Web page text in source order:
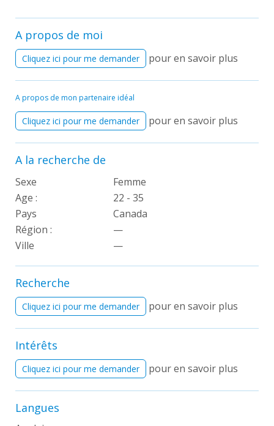
A propos de moi
Cliquez ici pour me demander pour en savoir plus
A propos de mon partenaire idéal
Cliquez ici pour me demander pour en savoir plus
A la recherche de
Sexe
Femme
Age :
22 - 35
Pays
Canada
Région :
—
Ville
—
Recherche
Cliquez ici pour me demander pour en savoir plus
Intérêts
Cliquez ici pour me demander pour en savoir plus
Langues